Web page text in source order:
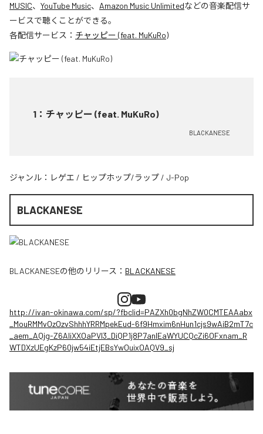
MUSIC、 YouTube Music、 Amazon Music Unlimitedなどの音楽配信サ
ービスで聴くことができる。
各配信サービス： チャッピー (feat. MuKuRo)
1 ： チャッピー (feat. MuKuRo)
BLACKANESE
ジャンル： レゲエ / ヒップホップ/ラップ / J-Pop
BLACKANESE
BLACKANESEの他のリリース： BLACKANESE
http://ivan-okinawa.com/sp/?fbclid=PAZXh0bgNhZW0CMTEAAabx
_MouRMMvOzOzvShhhYRRMpekEud-6f9Hmxim6nHun1cjs9wAiB2mT7c
_aem_AQjg-Z6AIiXXOaPVl3_DiQP1j8P7anlEaWYUCQcZi6OFxnam_R
WTDXzUEgKzP60jw54iEtjEBsYwOuixOAQV9_sj